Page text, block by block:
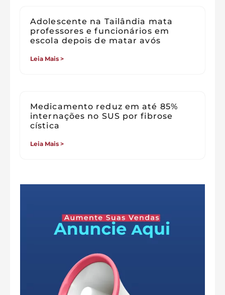
Adolescente na Tailândia mata
professores e funcionários em
escola depois de matar avós
Leia Mais >
Medicamento reduz em até 85%
internações no SUS por fibrose
cística
Leia Mais >